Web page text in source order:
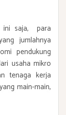
ini saja, para
jumlahnya
pendukung
usaha mikro
tenaga kerja
main-main,